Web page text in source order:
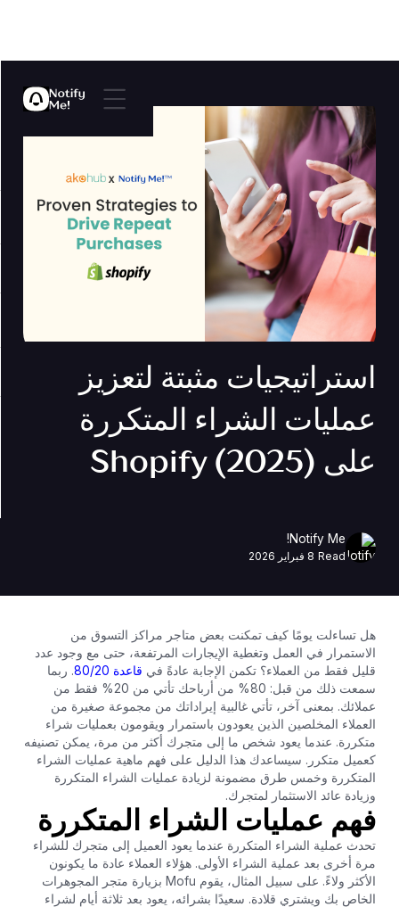
استراتيجيات مثبتة لتعزيز
عمليات الشراء المتكررة
على Shopify (2025)
Notify Me!
Read 8 فبراير 2026
هل تساءلت يومًا كيف تمكنت بعض متاجر مراكز التسوق من
الاستمرار في العمل وتغطية الإيجارات المرتفعة، حتى مع وجود عدد
قليل فقط من العملاء؟ تكمن الإجابة عادةً في قاعدة 80/20
. ربما
سمعت ذلك من قبل: 80% من أرباحك تأتي من 20% فقط من
عملائك. بمعنى آخر، تأتي غالبية إيراداتك من مجموعة صغيرة من
العملاء المخلصين الذين يعودون باستمرار ويقومون بعمليات شراء
متكررة. عندما يعود شخص ما إلى متجرك أكثر من مرة، يمكن تصنيفه
كعميل متكرر. سيساعدك هذا الدليل على فهم ماهية عمليات الشراء
المتكررة وخمس طرق مضمونة لزيادة عمليات الشراء المتكررة
وزيادة عائد الاستثمار لمتجرك.
فهم عمليات الشراء المتكررة
تحدث عملية الشراء المتكررة عندما يعود العميل إلى متجرك للشراء
مرة أخرى بعد عملية الشراء الأولى. هؤلاء العملاء عادة ما يكونون
الأكثر ولاءً. على سبيل المثال، يقوم Mofu بزيارة متجر المجوهرات
الخاص بك ويشتري قلادة. سعيدًا بشرائه، يعود بعد ثلاثة أيام لشراء